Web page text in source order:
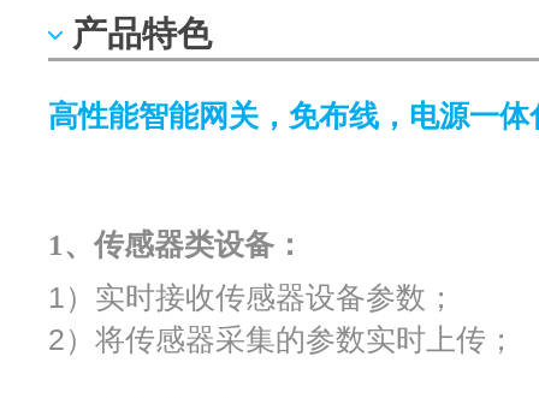
产品特色
高性能智能网关，免布线，电源一
1、传感器类设备：
1）实时接收传感器设备参数；
2）将传感器采集的参数实时上传；